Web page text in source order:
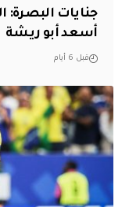
جنايات البصرة:
أسعد أبو ريشة
قبل 6 أيام